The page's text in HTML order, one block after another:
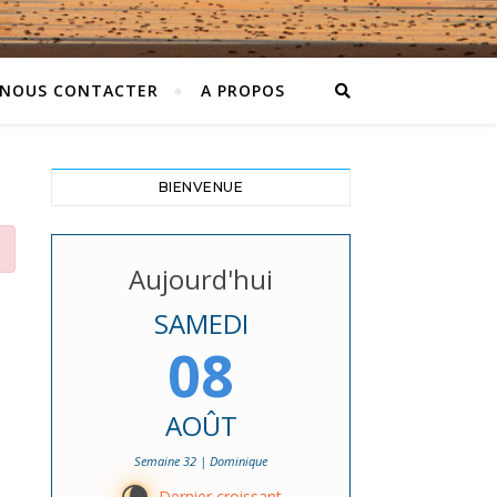
NOUS CONTACTER A PROPOS
BIENVENUE
Aujourd'hui
SAMEDI
08
AOÛT
Semaine 32 | Dominique